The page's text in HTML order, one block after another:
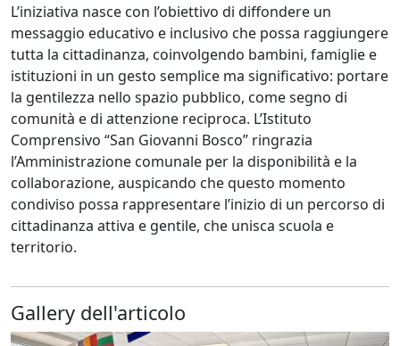
L’iniziativa nasce con l’obiettivo di diffondere un
messaggio educativo e inclusivo che possa raggiungere
tutta la cittadinanza, coinvolgendo bambini, famiglie e
istituzioni in un gesto semplice ma significativo: portare
la gentilezza nello spazio pubblico, come segno di
comunità e di attenzione reciproca. L’Istituto
Comprensivo “San Giovanni Bosco” ringrazia
l’Amministrazione comunale per la disponibilità e la
collaborazione, auspicando che questo momento
condiviso possa rappresentare l’inizio di un percorso di
cittadinanza attiva e gentile, che unisca scuola e
territorio.
Gallery dell'articolo